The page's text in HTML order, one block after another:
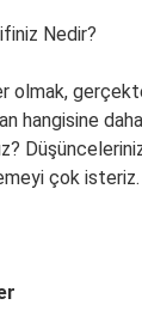
Nedir?
olmak,
hangisine
çok isteriz.